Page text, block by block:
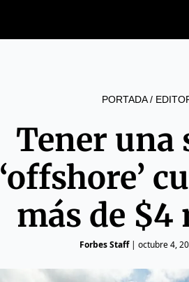
PORTADA/
Tener una
‘offshore’
más de
Forbes Staff| octubre 4,